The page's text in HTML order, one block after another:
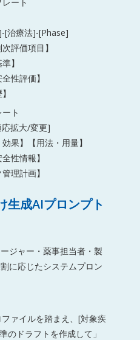
[治療法]-[Phase]
評価項目】
】
性評価】
ト
応拡大/変更]
果】【用法・用量】
性情報】
理計画】
生成AIプロンプト
ジャー・薬事担当者・製
に応じたシステムプロン
ファイルを踏まえ、[対象疾
のドラフトを作成して」